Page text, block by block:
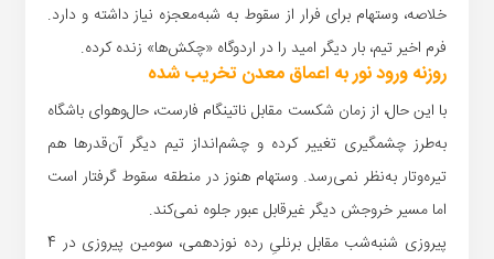
خلاصه، وستهام برای فرار از سقوط به شبه‌معجزه نیاز داشته و دارد.
فرم اخیر تیم، بار دیگر امید را در اردوگاه «چکش‌ها» زنده کرده.
روزنه ورود نور به اعماق معدن تخریب شده
با این حال، از زمان شکست مقابل ناتینگام فارست، حال‌وهوای باشگاه
به‌طرز چشمگیری تغییر کرده و چشم‌انداز تیم دیگر آن‌قدرها هم
تیره‌وتار به‌نظر نمی‌رسد. وستهام هنوز در منطقه سقوط گرفتار است
اما مسیر خروجش دیگر غیرقابل عبور جلوه نمی‌کند.
پیروزی شنبه‌شب مقابل برنلیِ رده نوزدهمی، سومین پیروزی در 4